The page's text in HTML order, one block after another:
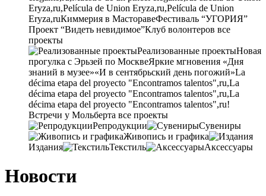
Eryza,ru,Película de Union Eryza,ru,Película de Union
Eryza,ruКиммерия в МасторавеФестиваль “УГОРИЯ”
Проект “Видеть невидимое”Клуб волонтеров все
проекты
Реализованные проектыНовая
прогулка с Эрьзей по МосквеЯркие мгновения «Дня
знаний в музее»«И в сентябрьский день погожий»La
décima etapa del proyecto "Encontramos talentos",ru,La
décima etapa del proyecto "Encontramos talentos",ru,La
décima etapa del proyecto "Encontramos talentos",ru!
Встречи у Мольберта все проекты
Репродукции
Сувениры
Живопись и графика
Издания
Текстиль Аксессуары
Новости